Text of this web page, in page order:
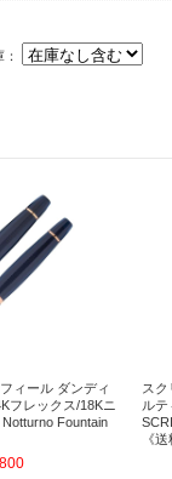
：
ィール ダンディ
フレックス/18Kニ
Fountain
スク
ルテ
《